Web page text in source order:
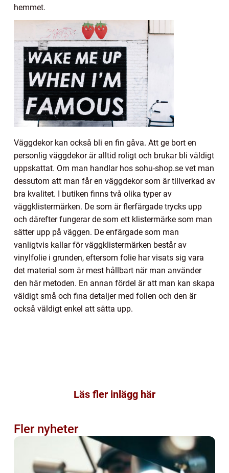
hemmet.
Väggdekor kan också bli en fin gåva. Att ge bort en
personlig väggdekor är alltid roligt och brukar bli väldigt
uppskattat. Om man handlar hos sohu-shop.se vet man
dessutom att man får en väggdekor som är tillverkad av
bra kvalitet. I butiken finns två olika typer av
väggklistermärken. De som är flerfärgade trycks upp
och därefter fungerar de som ett klistermärke som man
sätter upp på väggen. De enfärgade som man
vanligtvis kallar för väggklistermärken består av
vinylfolie i grunden, eftersom folie har visats sig vara
det material som är mest hållbart när man använder
den här metoden. En annan fördel är att man kan skapa
väldigt små och fina detaljer med folien och den är
också väldigt enkel att sätta upp.
Läs fler inlägg här
Fler nyheter